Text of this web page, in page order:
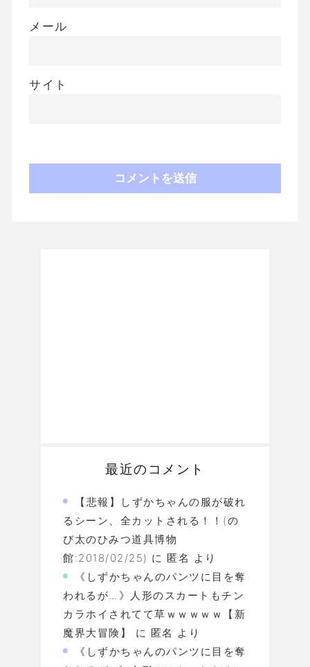
メール
サイト
最近のコメント
【悲報】しずかちゃんの服が破れ
るシーン、全カットされる！！(の
び太のひみつ道具博物
館:2018/02/25) に 匿名 より
《しずかちゃんのパンツに目を奪
われるが…》人形のスカートもチン
カラホイされてて草ｗｗｗｗｗ【新
魔界大冒険】
に 匿名 より
《しずかちゃんのパンツに目を奪